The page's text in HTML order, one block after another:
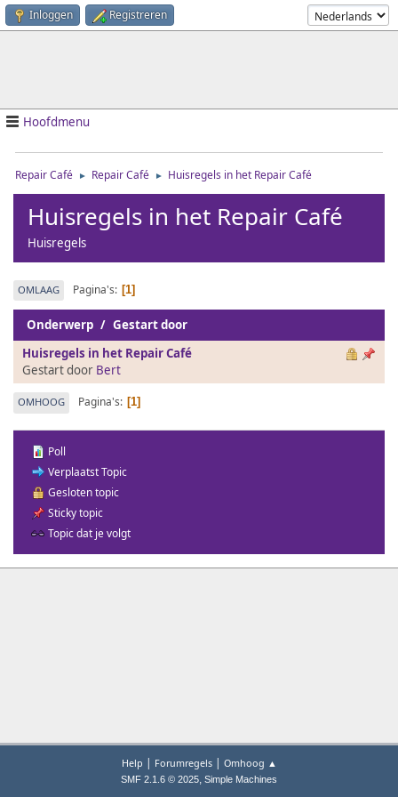
Inloggen Registreren
Hoofdmenu
Repair Café ► Repair Café ► Huisregels in het Repair Café
Huisregels in het Repair Café
Huisregels
OMLAAG Pagina's 1
Onderwerp / Gestart door
Huisregels in het Repair Café
Gestart door Bert
OMHOOG Pagina's 1
Poll
Verplaatst Topic
Gesloten topic
Sticky topic
Topic dat je volgt
Help | Forumregels| Omhoog ▲
SMF 2.1.6 © 2025, Simple Machines